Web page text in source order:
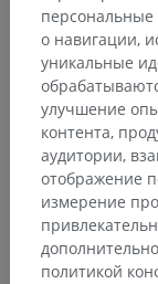
Все вкусовые
(вкусовом
передаются
таламуса в
островка и
Есть ли
Галерея
о навигации,
уникальные
улучшение
контента,
аудитории,
отображение
измерение
политикой